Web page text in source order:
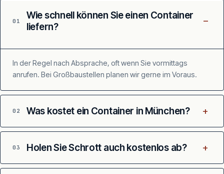
01
Wie schnell können Sie einen Container
liefern?
–
In der Regel nach Absprache, oft wenn Sie vormittags
anrufen. Bei Großbaustellen planen wir gerne im Voraus.
02 Was kostet ein Container in München? +
03 Holen Sie Schrott auch kostenlos ab? +